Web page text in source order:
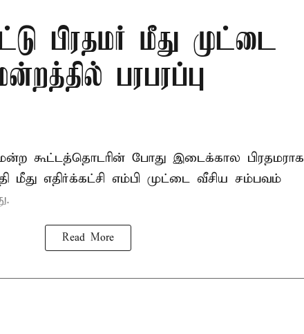
பிரதமர் மீது முட்டை
பரபரப்பு
கூட்டத்தொடரின் போது இடைக்கால பிரதமராக
மீது எதிர்க்கட்சி எம்பி முட்டை வீசிய சம்பவம்
Read More